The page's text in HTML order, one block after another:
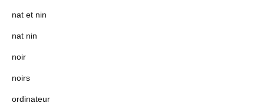
nat et nin
nat nin
noir
noirs
ordinateur